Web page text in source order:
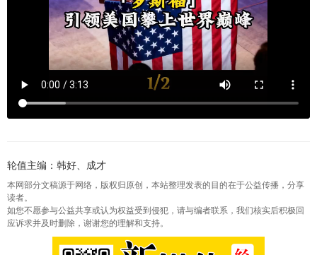
轮值主编：韩好、成才
本网部分文稿源于网络，版权归原创，本站整理发表的目的在于公益传播，分享
读者。
如您不愿参与公益共享或认为权益受到侵犯，请与编者联系，我们核实后积极回
应诉求并及时删除，谢谢您的理解和支持。